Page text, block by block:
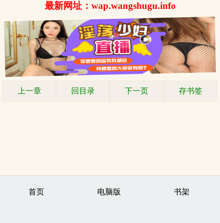
最新网址：wap.wangshugu.info
上一章 回目录 下一页 存书签
首页 电脑版 书架